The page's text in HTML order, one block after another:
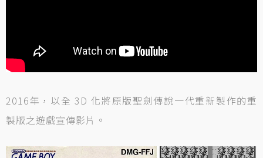
2016年，以全 3D 化將原版聖劍傳說一代重新製作的重
製版之遊戲宣傳影片。